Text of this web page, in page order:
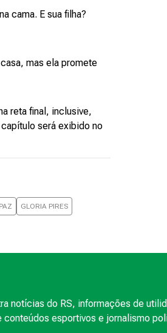
cama. E sua filha?
mas ela promete
reta final, inclusive,
será exibido no
GLORIA PIRES
notícias do RS, informações de
esportivos e jornalismo